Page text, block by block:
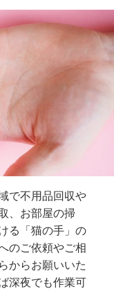
で不用品回収や
、お部屋の掃
る「猫の手」の
のご依頼やご相
からお願いいた
深夜でも作業可